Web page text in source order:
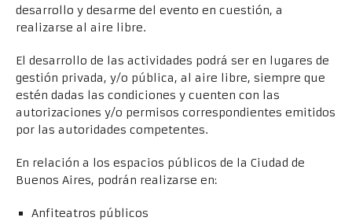
desarrollo y desarme del evento en cuestión, a
realizarse al aire libre.
El desarrollo de las actividades podrá ser en lugares de
gestión privada, y/o pública, al aire libre, siempre que
estén dadas las condiciones y cuenten con las
autorizaciones y/o permisos correspondientes emitidos
por las autoridades competentes.
En relación a los espacios públicos de la Ciudad de
Buenos Aires, podrán realizarse en:
Anfiteatros públicos